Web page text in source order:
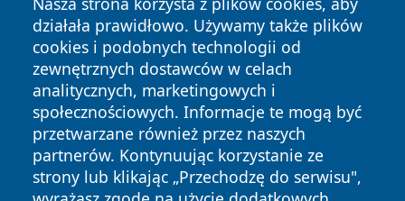
działała prawidłowo. Używamy także plików
cookies i podobnych technologii od
zewnętrznych dostawców w celach
analitycznych, marketingowych i
społecznościowych. Informacje te mogą być
przetwarzane również przez naszych
partnerów. Kontynuując korzystanie ze
strony lub klikając „Przechodzę do serwisu",
Copyright © 2026 wrotagrudziadza.pl Wszystkie prawa
zastrzeżone.
News Autorzy
Polityka
Prywatności
Polityka
Cookies